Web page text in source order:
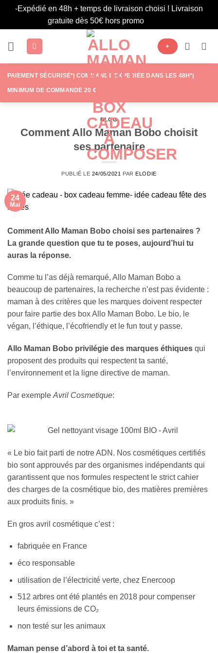
-Expédié en 48h + temps de livraison choisi ! Livraison
gratuite dès 50€ hors promo
+
PAIEMENT SÉCURISÉ*| COMMANDE EXPÉDIÉE DANS LES 48H*|
MINIMUM DE COMMANDE 20 €
BLOG
Comment Allo Maman Bobo choisit
ses partenaire
PUBLIÉ LE 24/05/2021 PARELODIE
24
Mai
Comment Allo Maman Bobo choisi ses partenaires ?
La grande question que tu te poses, aujourd’hui tu
auras la réponse.
Comme tu l’as déjà remarqué, Allo Maman Bobo a
beaucoup de partenaires, la recherche n’est pas évidente :
maman à des critères que les marques doivent respecter
pour faire partie des box Allo Maman Bobo. Le bio, le
végan, l’éthique, l’écofriendly et le fun tout y passe.
Allo Maman Bobo privilégie des marques éthiques qui
proposent des produits qui respectent ta santé,
l’environnement et la ligne directive de maman.
Par exemple Avril Cosmetique:
« Le bio fait parti de notre ADN. Nos cosmétiques certifiés
bio sont approuvés par des organismes indépendants qui
garantissent que nos formules respectent le strict cahier
des charges de la cosmétique bio, des matières premières
aux produits finis. »
En gros avril cosmétique c’est :
fabriquée en France
éco responsable
utilisation de l’électricité verte, chez Enercoop
512 arbres ont été plantés en 2018 pour compenser
leurs émissions de CO₂
non testé sur les animaux
Maman pense d’abord à toi et ta santé.